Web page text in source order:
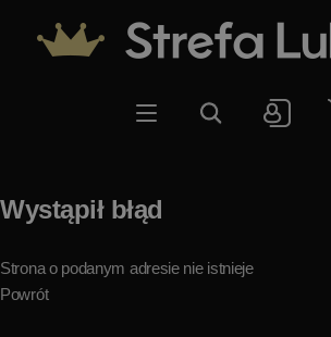
Wystąpił błąd
Strona o podanym adresie nie istnieje
Powrót